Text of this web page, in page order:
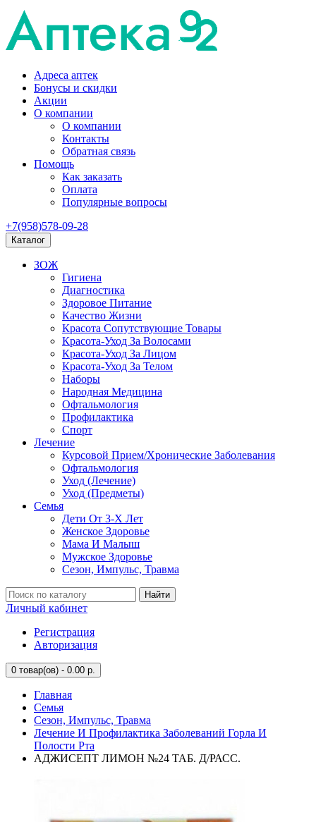
Адреса аптек
Бонусы и скидки
Акции
О компании
О компании
Контакты
Обратная связь
Помощь
Как заказать
Оплата
Популярные вопросы
+7(958)578-09-28
Каталог
ЗОЖ
Гигиена
Диагностика
Здоровое Питание
Качество Жизни
Красота Сопутствующие Товары
Красота-Уход За Волосами
Красота-Уход За Лицом
Красота-Уход За Телом
Наборы
Народная Медицина
Офтальмология
Профилактика
Спорт
Лечение
Курсовой Прием/Хронические Заболевания
Офтальмология
Уход (Лечение)
Уход (Предметы)
Семья
Дети От 3-Х Лет
Женское Здоровье
Мама И Малыш
Мужское Здоровье
Сезон, Импульс, Травма
Найти
Личный кабинет
Регистрация
Авторизация
0 товар(ов) - 0.00 р.
Главная
Семья
Сезон, Импульс, Травма
Лечение И Профилактика Заболеваний Горла И
Полости Рта
АДЖИСЕПТ ЛИМОН №24 ТАБ. Д/РАСС.